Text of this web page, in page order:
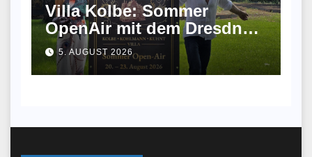
Villa Kolbe: Sommer
OpenAir mit dem Dresdner
Kreuzchor und
musikalischem Picknick
5. AUGUST 2026